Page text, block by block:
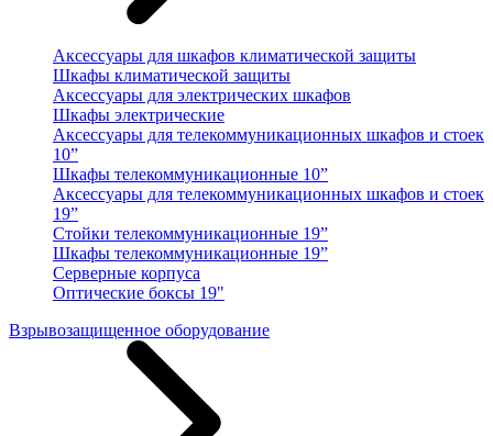
Аксессуары для шкафов климатической защиты
Шкафы климатической защиты
Аксессуары для электрических шкафов
Шкафы электрические
Аксессуары для телекоммуникационных шкафов и стоек
10”
Шкафы телекоммуникационные 10”
Аксессуары для телекоммуникационных шкафов и стоек
19”
Стойки телекоммуникационные 19”
Шкафы телекоммуникационные 19”
Серверные корпуса
Оптические боксы 19"
Взрывозащищенное оборудование